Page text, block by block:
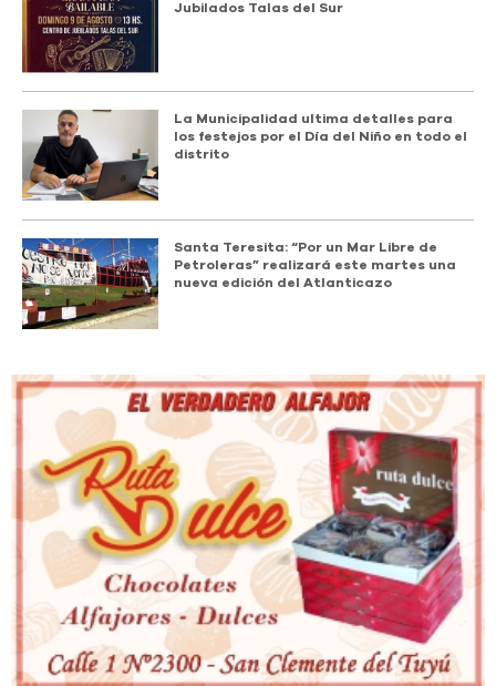
Jubilados Talas del Sur
La Municipalidad ultima detalles para
los festejos por el Día del Niño en todo el
distrito
Santa Teresita: “Por un Mar Libre de
Petroleras” realizará este martes una
nueva edición del Atlanticazo